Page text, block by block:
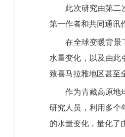
此次研究由第二次
第一作者和共同通讯
在全球变暖背景下
水量变化，以及由此
致喜马拉雅地区甚至
作为青藏高原地球
研究人员，利用多个
的水量变化，量化了